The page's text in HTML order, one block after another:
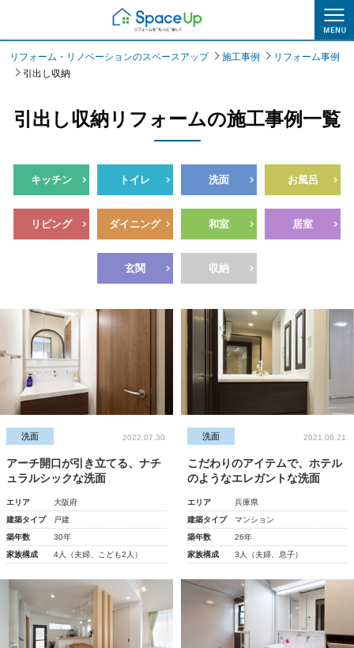
施工事例
リフォーム・リノベーションのスペースアップ 施工事例
リフォーム事例
引出し収納
引出し収納リフォームの施工事例一覧
キッチン トイレ 洗面 お風呂
リビング ダイニング 和室 居室
玄関 収納
洗面 2022.07.30
アーチ開口が引き立てる、ナチ
ュラルシックな洗面
エリア
大阪府
建築タイプ
戸建
築年数
30年
家族構成
4人（夫婦、こども2人）
洗面 2021.06.21
こだわりのアイテムで、ホテル
のようなエレガントな洗面
エリア
兵庫県
建築タイプ
マンション
築年数
26年
家族構成
3人（夫婦、息子）